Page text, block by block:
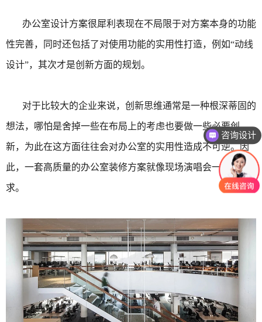
办公室设计方案很犀利表现在不局限于对方案本身的功能
性完善，同时还包括了对使用功能的实用性打造，例如“动线
设计”，其次才是创新方面的规划。
对于比较大的企业来说，创新思维通常是一种根深蒂固的
想法，哪怕是舍掉一些在布局上的考虑也要做一些必要创
新，为此在这方面往往会对办公室的实用性造成不可逆。因
此，一套高质量的办公室装修方案就像现场演唱会一票难
求。
咨询设计
咨询报价